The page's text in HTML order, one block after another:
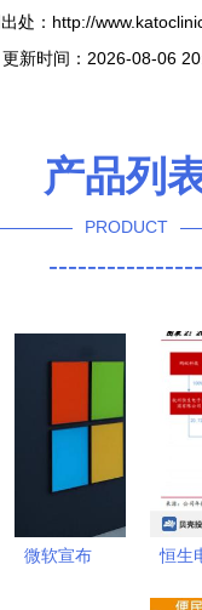
处：http://
更新时间：2026-08-06
产品列
PRODUCT
----------------
微软宣布
恒生